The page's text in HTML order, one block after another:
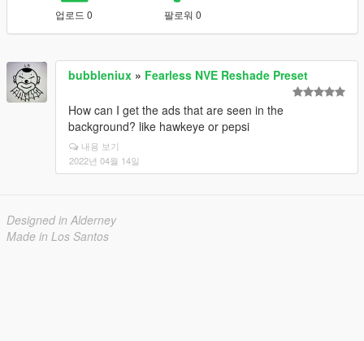
업로드 0 팔로워 0
bubbleniux » Fearless NVE Reshade Preset
How can I get the ads that are seen in the
background? like hawkeye or pepsi
내용 보기
2022년 04월 14일
Designed in Alderney
Made in Los Santos